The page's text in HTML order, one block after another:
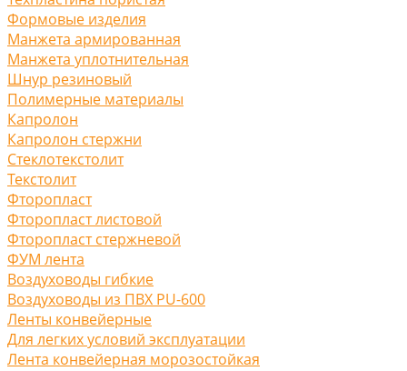
Формовые изделия
Манжета армированная
Манжета уплотнительная
Шнур резиновый
Полимерные материалы
Капролон
Капролон стержни
Стеклотекстолит
Текстолит
Фторопласт
Фторопласт листовой
Фторопласт стержневой
ФУМ лента
Воздуховоды гибкие
Воздуховоды из ПВХ PU-600
Ленты конвейерные
Для легких условий эксплуатации
Лента конвейерная морозостойкая